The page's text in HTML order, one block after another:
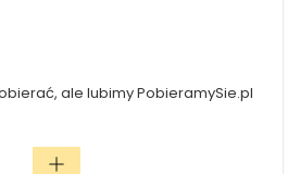
ale lubimy PobieramySie.pl